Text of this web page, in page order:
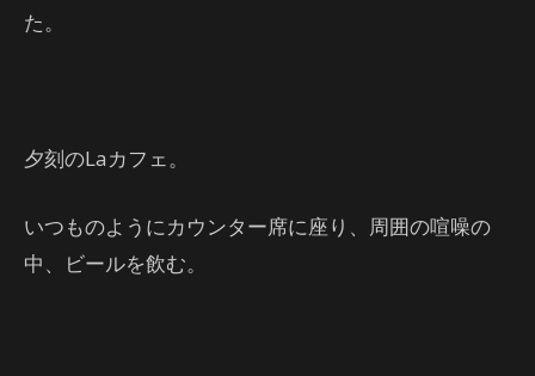
た。
夕刻のLaカフェ。
いつものようにカウンター席に座り、周囲の喧噪の
中、ビールを飲む。